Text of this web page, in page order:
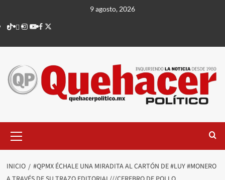
contenido
9 agosto, 2026
TikTok
threads
Instagram
Youtube
Facebook
X
principal
INICIO
#QPMX ÉCHALE UNA MIRADITA AL CARTÓN DE #LUY #MONERO